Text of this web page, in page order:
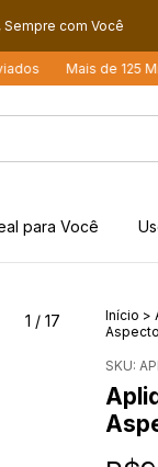
Sempre com Você
Mais de 125 Mil
para Você
1 / 17 Início >
SKU: